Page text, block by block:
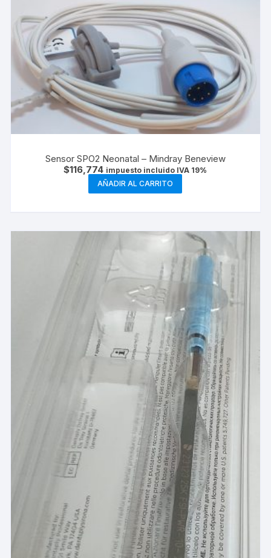
Sensor SPO2 Neonatal – Mindray Beneview
$116,774 impuesto incluido IVA 19%
AÑADIR AL CARRITO